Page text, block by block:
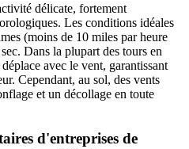
délicate, fortement
Les conditions idéales
(moins de 10 miles par heure
Dans la plupart des tours en
avec le vent, garantissant
Cependant, au sol, des vents
et un décollage en toute
d'entreprises de